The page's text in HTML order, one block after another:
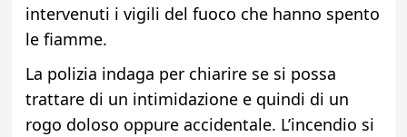
intervenuti i vigili del fuoco che hanno spento
le fiamme.
La polizia indaga per chiarire se si possa
trattare di un intimidazione e quindi di un
rogo doloso oppure accidentale. L’incendio si